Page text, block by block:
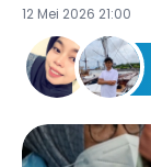
12 Mei 2026 21:00